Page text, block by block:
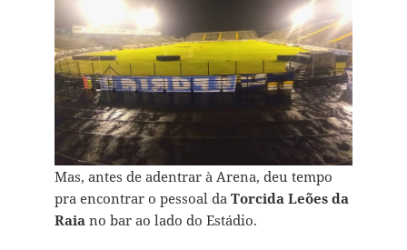
Mas, antes de adentrar à Arena, deu tempo
pra encontrar o pessoal da Torcida Leões da
Raiano bar ao lado do Estádio.